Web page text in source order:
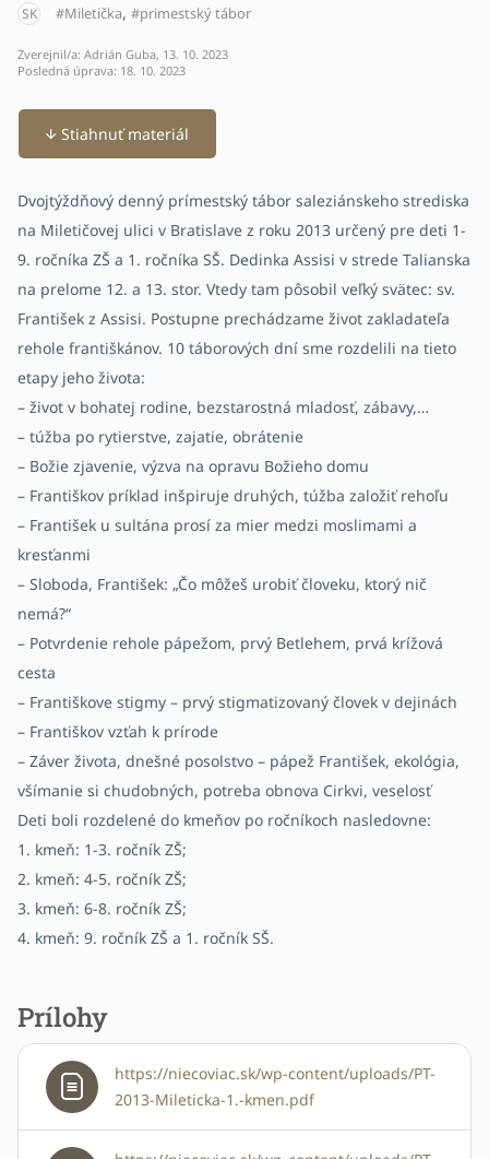
SK Miletička, primestský tábor
Zverejnil/a: Adrián Guba, 13. 10. 2023
Posledná úprava: 18. 10. 2023
Stiahnuť materiál
Dvojtýždňový denný prímestský tábor saleziánskeho strediska
na Miletičovej ulici v Bratislave z roku 2013 určený pre deti 1-
9. ročníka ZŠ a 1. ročníka SŠ. Dedinka Assisi v strede Talianska
na prelome 12. a 13. stor. Vtedy tam pôsobil veľký svätec: sv.
František z Assisi. Postupne prechádzame život zakladateľa
rehole františkánov. 10 táborových dní sme rozdelili na tieto
etapy jeho života:
– život v bohatej rodine, bezstarostná mladosť, zábavy,…
– túžba po rytierstve, zajatie, obrátenie
– Božie zjavenie, výzva na opravu Božieho domu
– Františkov príklad inšpiruje druhých, túžba založiť rehoľu
– František u sultána prosí za mier medzi moslimami a
kresťanmi
– Sloboda, František: „Čo môžeš urobiť človeku, ktorý nič
nemá?“
– Potvrdenie rehole pápežom, prvý Betlehem, prvá krížová
cesta
– Františkove stigmy – prvý stigmatizovaný človek v dejinách
– Františkov vzťah k prírode
– Záver života, dnešné posolstvo – pápež František, ekológia,
všímanie si chudobných, potreba obnova Cirkvi, veselosť
Deti boli rozdelené do kmeňov po ročníkoch nasledovne:
1. kmeň: 1-3. ročník ZŠ;
2. kmeň: 4-5. ročník ZŠ;
3. kmeň: 6-8. ročník ZŠ;
4. kmeň: 9. ročník ZŠ a 1. ročník SŠ.
Prílohy
https://niecoviac.sk/wp-content/uploads/PT-
2013-Mileticka-1.-kmen.pdf